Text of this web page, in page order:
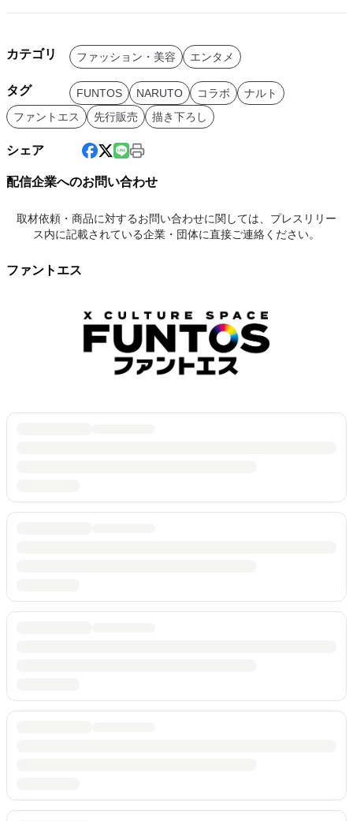
カテゴリ ファッション・美容 エンタメ
タグ FUNTOS NARUTO コラボ
ナルト
ファントエス
先行販売 描き下ろし
シェア
配信企業へのお問い合わせ
取材依頼・商品に対するお問い合わせに関しては、プレスリリー
ス内に記載されている企業・団体に直接ご連絡ください。
ファントエス